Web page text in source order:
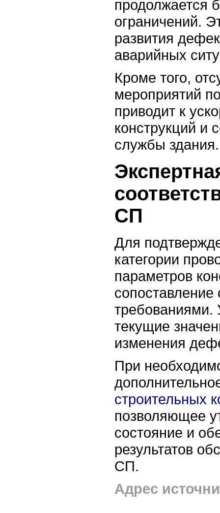
продолжается
ограничений.
развития
аварийных
Кроме того,
мероприятий
приводит к
конструкций и
службы здания.
СП
Для
категории
параметров
требованиями.
текущие
изменения
При
строительных
позволяющее
состояние и
результатов
СП.
Адрес